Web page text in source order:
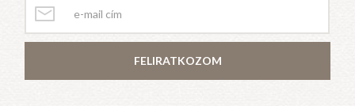
FELIRATKOZOM